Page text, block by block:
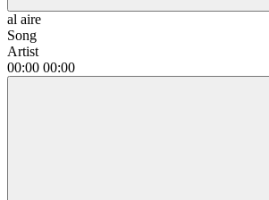
al aire
Song
Artist
00:00 00:00